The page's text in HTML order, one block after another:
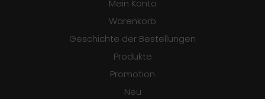
Mein Konto
Warenkorb
Geschichte der Bestellungen
Produkte
Promotion
Neu